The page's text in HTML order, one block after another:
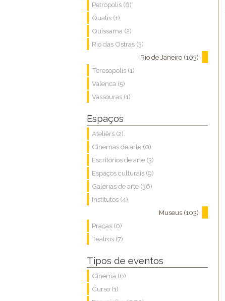
Petropolis (6)
Quatis (1)
Quissama (2)
Rio das Ostras (3)
Rio de Janeiro (103)
Teresopolis (1)
Valenca (5)
Vassouras (1)
Espaços
Ateliêrs (2)
Cinemas de arte (0)
Escritórios de arte (3)
Espaços culturais (9)
Galerias de arte (36)
Institutos (4)
Museus (103)
Praças (0)
Teatros (7)
Tipos de eventos
Cinema (6)
Curso (1)